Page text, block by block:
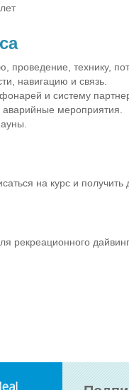
проведение, технику,
навигацию и связь.
и систему
мероприятия.
на курс и
рекреационного